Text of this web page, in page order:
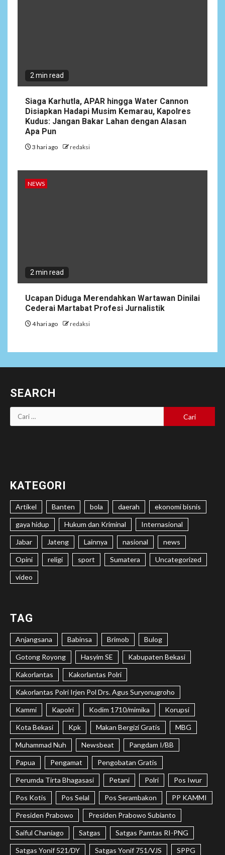
2 min read
Siaga Karhutla, APAR hingga Water Cannon
Disiapkan Hadapi Musim Kemarau, Kapolres
Kudus: Jangan Bakar Lahan dengan Alasan
Apa Pun
3 hari ago redaksi
NEWS
2 min read
Ucapan Diduga Merendahkan Wartawan Dinilai
Cederai Martabat Profesi Jurnalistik
4 hari ago redaksi
SEARCH
Cari
untuk:
KATEGORI
Artikel Banten bola daerah ekonomi bisnis
gaya hidup Hukum dan Kriminal Internasional
Jabar Jateng Lainnya nasional news
Opini religi sport Sumatera Uncategorized
video
TAG
Anjangsana Babinsa Brimob Bulog
Gotong Royong Hasyim SE Kabupaten Bekasi
Kakorlantas Kakorlantas Polri
Kakorlantas Polri Irjen Pol Drs. Agus Suryonugroho
Kammi Kapolri Kodim 1710/mimika Korupsi
Kota Bekasi Kpk Makan Bergizi Gratis MBG
Muhammad Nuh Newsbeat Pangdam I/BB
Papua Pengamat Pengobatan Gratis
Perumda Tirta Bhagasasi Petani Polri Pos Iwur
Pos Kotis Pos Selal Pos Serambakon PP KAMMI
Presiden Prabowo Presiden Prabowo Subianto
Saiful Chaniago Satgas Satgas Pamtas RI-PNG
Satgas Yonif 521/DY Satgas Yonif 751/VJS SPPG